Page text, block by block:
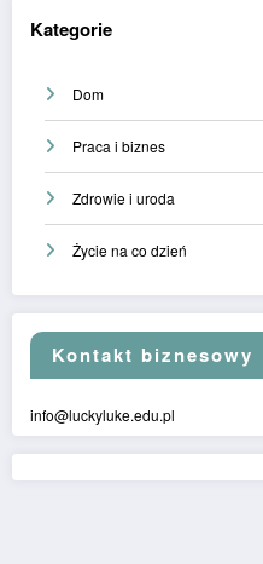
Kategorie
Dom
Praca i biznes
Zdrowie i uroda
Życie na co dzień
Kontakt biznesowy
info@luckyluke.edu.pl